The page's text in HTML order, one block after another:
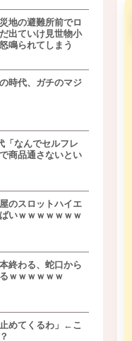
地の避難所前でロ
出ていけ見世物小
鳴られてしまう
時代、ガチのマジ
「なんでセルフレ
商品通さないとい
のスロットハイエ
いｗｗｗｗｗｗｗ
終わる、蛇口から
ｗｗｗｗｗｗ
止めてくるわ」←こ
【速報】しょこたん、遂に
事を言うｗｗｗｗｗｗｗｗｗ
ｗｗｗｗｗｗｗｗ
移民ベトナム女達の宅飲み、
【朗報】NOギルティ炭酸、
ｗｗｗｗｗｗｗｗｗｗｗｗ
【画像】例の梨を5000個失
家さん、少し流れが変わっ
【悲報】日本、ついに駅そ
段が限界突破ｗｗｗｗｗｗ
【悲報】すき家、炎上ｗｗ
ｗｗｗｗｗｗｗｗｗｗｗｗ